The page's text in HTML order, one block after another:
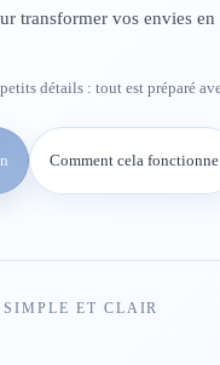
transformer vos envies
détails : tout est préparé
Comment cela fonctionne
ET CLAIR